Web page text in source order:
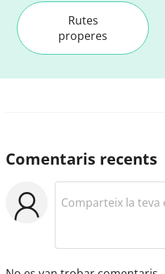
Rutes
properes
Comentaris recents